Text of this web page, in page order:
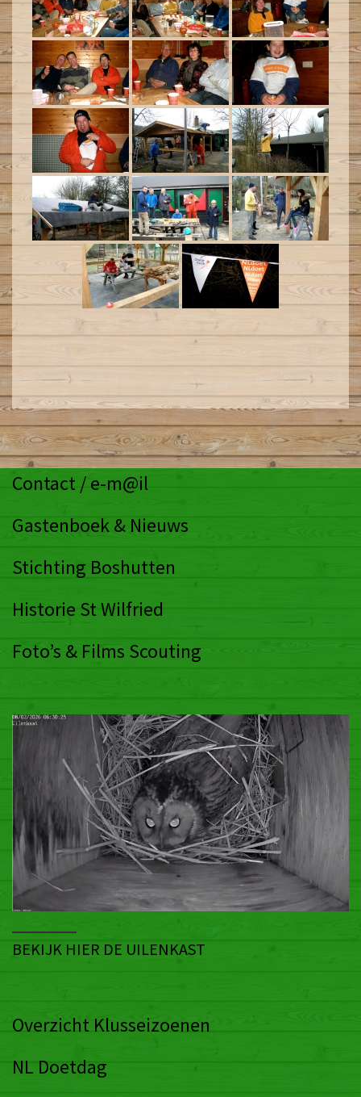
Contact / e-m@il
Gastenboek & Nieuws
Stichting Boshutten
Historie St Wilfried
Foto’s & Films Scouting
BEKIJK HIER DE UILENKAST
Overzicht Klusseizoenen
NL Doetdag